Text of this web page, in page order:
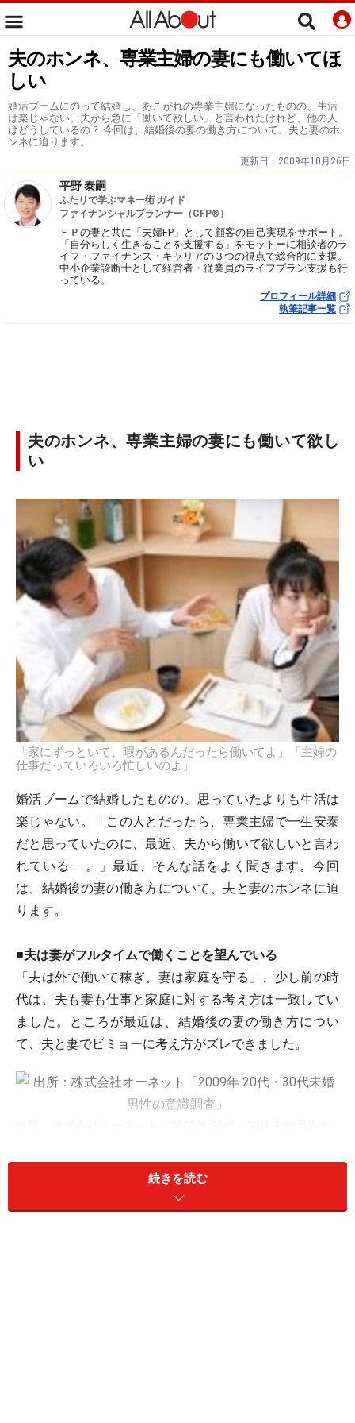
夫のホンネ、専業主婦の妻にも働いてほ
しい
婚活ブームにのって結婚し、あこがれの専業主婦になったものの、生活
は楽じゃない。夫から急に「働いて欲しい」と言われたけれど、他の人
はどうしているの？ 今回は、結婚後の妻の働き方について、夫と妻のホ
ンネに迫ります。
更新日： 2009年10月26日
平野 泰嗣
ふたりで学ぶマネー術 ガイド
ファイナンシャルプランナー（CFP®）
ＦＰの妻と共に「夫婦FP」として顧客の自己実現をサポート。
「自分らしく生きることを支援する」をモットーに相談者のラ
イフ・ファイナンス・キャリアの３つの視点で総合的に支援。
中小企業診断士として経営者・従業員のライフプラン支援も行
っている。
プロフィール詳細
執筆記事一覧
夫のホンネ、専業主婦の妻にも働いて欲し
い
「家にずっといて、暇があるんだったら働いてよ」「主婦の
仕事だっていろいろ忙しいのよ」
婚活ブームで結婚したものの、思っていたよりも生活は
楽じゃない。「この人とだったら、専業主婦で一生安泰
だと思っていたのに、最近、夫から働いて欲しいと言わ
れている……。」最近、そんな話をよく聞きます。今回
は、結婚後の妻の働き方について、夫と妻のホンネに迫
ります。
■夫は妻がフルタイムで働くことを望んでいる
「夫は外で働いて稼ぎ、妻は家庭を守る」、少し前の時
代は、夫も妻も仕事と家庭に対する考え方は一致してい
ました。ところが最近は、結婚後の妻の働き方につい
て、夫と妻でビミョーに考え方がズレできました。
結婚情報サービス「O-net（オーネット）」を運営す
る、株式会社オーネットが、20代・30代の未婚男性を対
続きを読む